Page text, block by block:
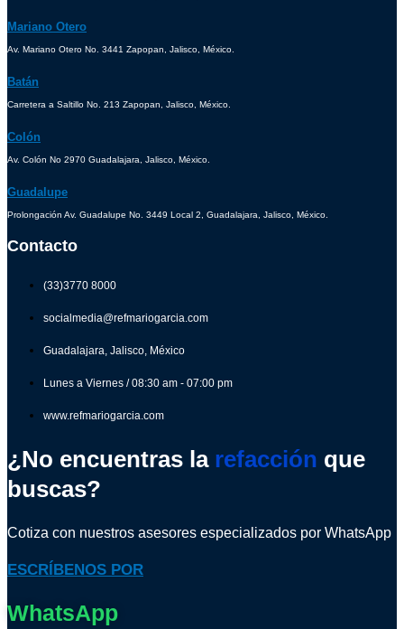
Mariano Otero
Av. Mariano Otero No. 3441 Zapopan, Jalisco, México.
Batán
Carretera a Saltillo No. 213 Zapopan, Jalisco, México.
Colón
Av. Colón No 2970 Guadalajara, Jalisco, México.
Guadalupe
Prolongación Av. Guadalupe No. 3449 Local 2, Guadalajara, Jalisco, México.
Contacto
(33)3770 8000
socialmedia@refmariogarcia.com
Guadalajara, Jalisco, México
Lunes a Viernes / 08:30 am - 07:00 pm
www.refmariogarcia.com
¿No encuentras la refacción que
buscas?
Cotiza con nuestros asesores especializados por WhatsApp
ESCRÍBENOS POR
WhatsApp